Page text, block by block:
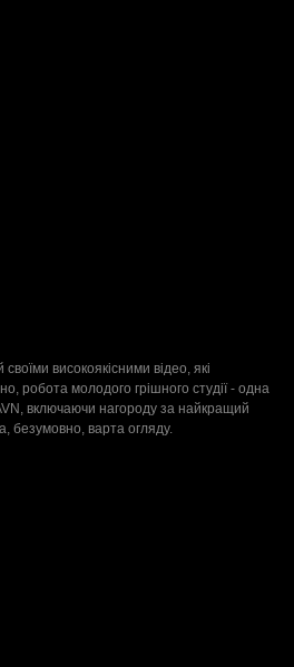
високоякісними відео, які
робота молодого грішного студії - одна
включаючи нагороду за найкращий
безумовно, варта огляду.